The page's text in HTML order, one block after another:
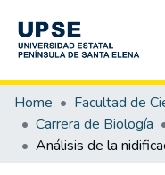
Communities &
All of DSpace
Statistics
Home
Facultad de
Carrera de Biología